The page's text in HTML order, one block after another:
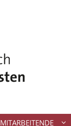
MITARBEITENDE